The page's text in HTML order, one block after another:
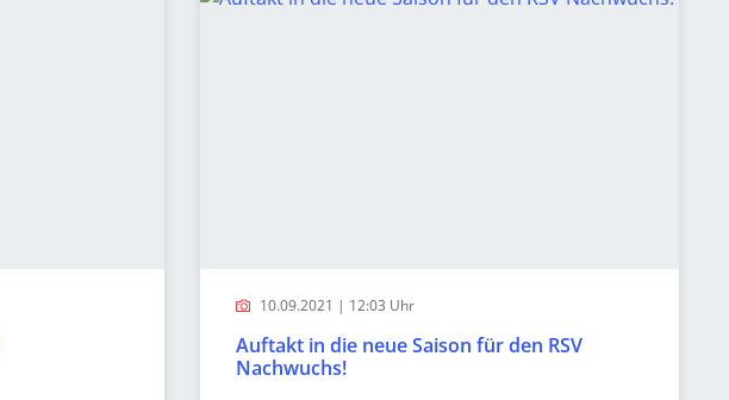
10.09.2021 | 12:03 Uhr
Auftakt in die neue Saison für den RSV
Nachwuchs!